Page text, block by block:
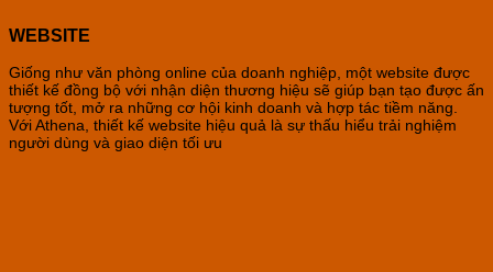
WEBSITE
Giống như văn phòng online của doanh nghiệp, một website được
thiết kế đồng bộ với nhận diện thương hiệu sẽ giúp bạn tạo được ấn
tượng tốt, mở ra những cơ hội kinh doanh và hợp tác tiềm năng.
Với Athena, thiết kế website hiệu quả là sự thấu hiểu trải nghiệm
người dùng và giao diện tối ưu